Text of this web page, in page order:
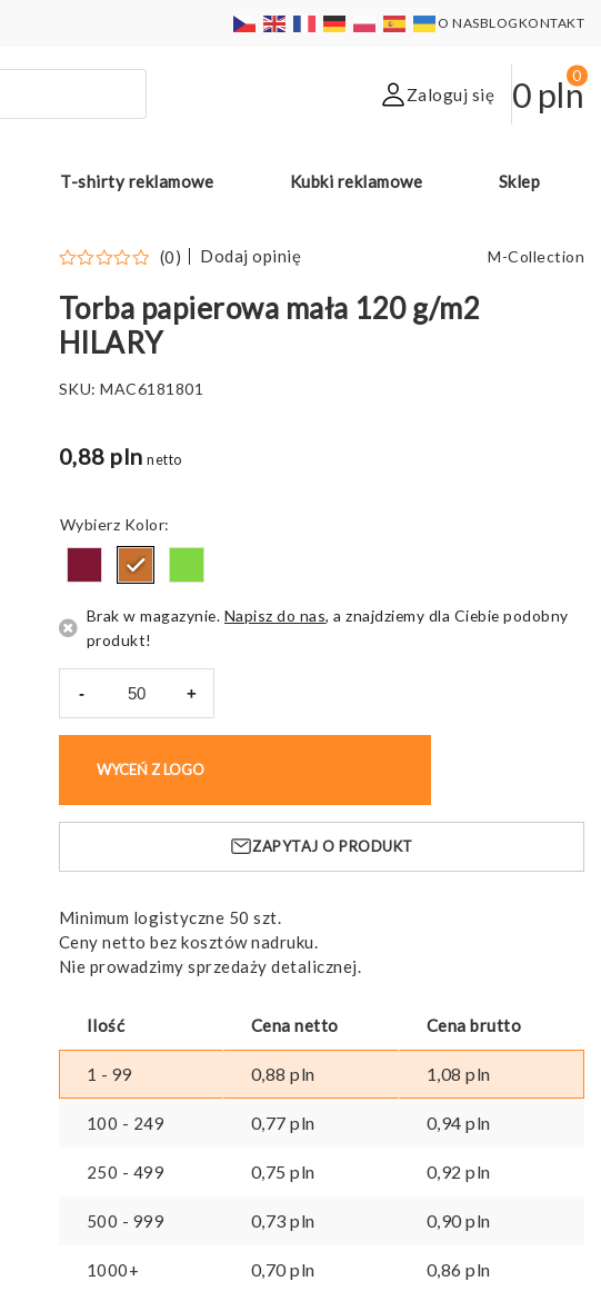
O NASBLOGKONTAKT
Zaloguj się 0 pln
0
T-shirty reklamowe Kubki reklamowe Sklep
(0) Dodaj opinię M-Collection
Torba papierowa mała 120 g/m2
HILARY
SKU:MAC6181801
0,88 pln netto
Kolor
Brak w magazynie. Napisz do nas, a znajdziemy dla Ciebie podobny
produkt!
-
120
g/m2
+
WYCEŃ Z LOGO
ZAPYTAJ O PRODUKT
Minimum logistyczne 50 szt.
Ceny netto bez kosztów nadruku.
Nie prowadzimy sprzedaży detalicznej.
Ilość Cena netto Cena brutto
1 - 99 0,88pln 1,08pln
100 - 249 0,77pln 0,94pln
250 - 499 0,75pln 0,92pln
500 - 999 0,73pln 0,90pln
1000+ 0,70pln 0,86pln